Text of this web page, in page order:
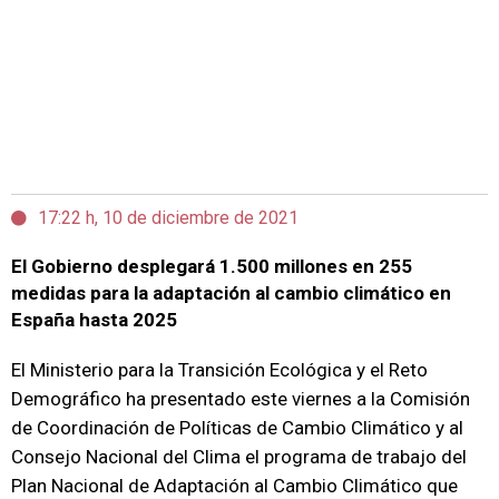
17:22 h, 10 de diciembre de 2021
El Gobierno desplegará 1.500 millones en 255
medidas para la adaptación al cambio climático en
España hasta 2025
El Ministerio para la Transición Ecológica y el Reto
Demográfico ha presentado este viernes a la Comisión
de Coordinación de Políticas de Cambio Climático y al
Consejo Nacional del Clima el programa de trabajo del
Plan Nacional de Adaptación al Cambio Climático que